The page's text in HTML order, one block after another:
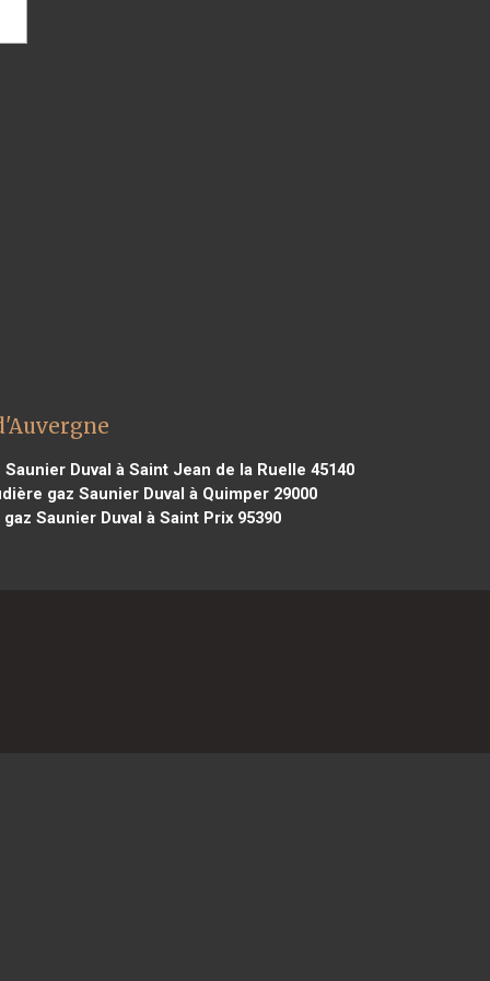
Duval à Saint Jean de la Ruelle 45140
gaz Saunier Duval à Quimper 29000
Saunier Duval à Saint Prix 95390